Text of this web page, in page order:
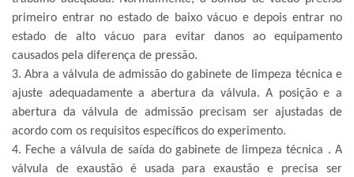
primeiro entrar no estado de baixo vácuo e depois entrar no
estado de alto vácuo para evitar danos ao equipamento
causados ​​pela diferença de pressão.
3. Abra a válvula de admissão dogabinete de limpeza técnicae
ajuste adequadamente a abertura da válvula. A posição e a
abertura da válvula de admissão precisam ser ajustadas de
acordo com os requisitos específicos do experimento.
4. Feche a válvula de saída dogabinete de limpeza técnica . A
válvula de exaustão é usada para exaustão e precisa ser